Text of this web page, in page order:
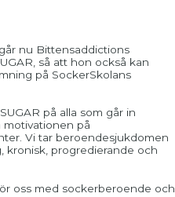
nu Bittensaddictions
så att hon också kan
på SockerSkolans
på alla som går in
motivationen på
Vi tar beroendesjukdomen
kronisk, progredierande och
oss med sockerberoende och